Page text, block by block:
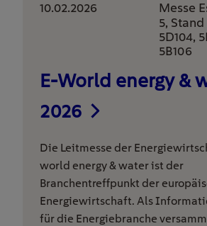
10.02.2026
Messe
5, Stand
5D104,
5B106
E-World energy &
2026
Die Leitmesse der
world energy & water ist der
Branchentreffpunkt der
Energiewirtschaft. Als
für die Energiebranche